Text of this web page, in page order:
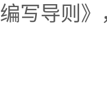
编写导则